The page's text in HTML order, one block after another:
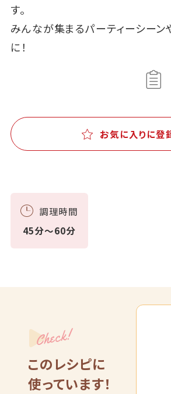
す。
みんなが集まるパーティーシーン
に！
お気に入りに登
調理時間
45分～60分
Check!
このレシピに
使っています！